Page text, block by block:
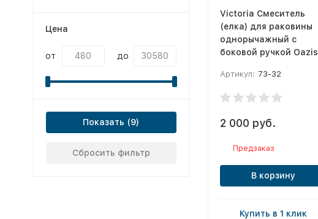
Victoria Смеситель
(елка) для раковины
однорычажный с
боковой ручкой Oazis
Артикул: 73-32
2 000 руб.
Предзаказ
В корзину
Купить в 1 клик
Цена
от до
Показать
Сбросить фильтр